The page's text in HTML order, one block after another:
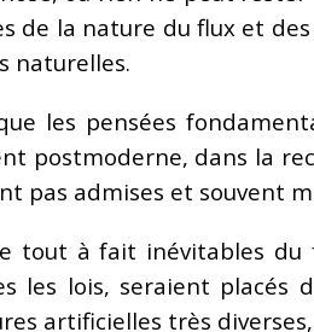
de la nature du flux et
naturelles.
les pensées
postmoderne, dans la
pas admises et souvent
tout à fait inévitables
les lois, seraient placés
artificielles très